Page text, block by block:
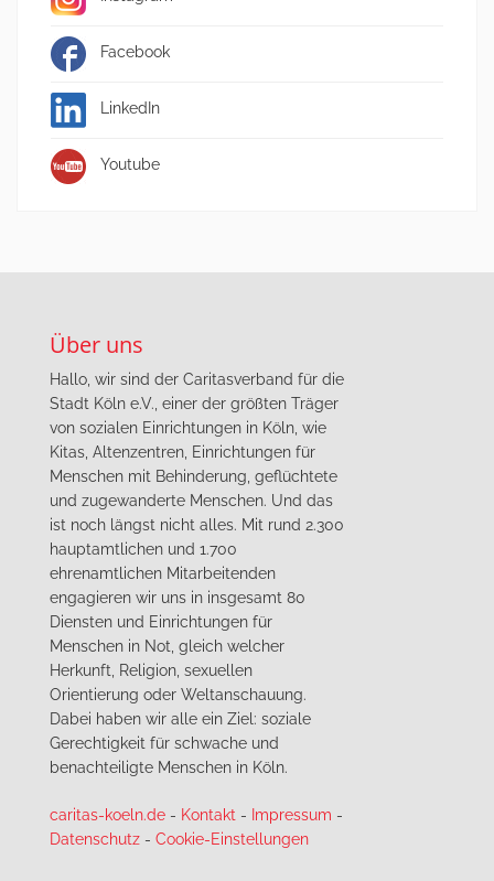
Facebook
LinkedIn
Youtube
Über uns
Hallo, wir sind der Caritasverband für die
Stadt Köln e.V., einer der größten Träger
von sozialen Einrichtungen in Köln, wie
Kitas, Altenzentren, Einrichtungen für
Menschen mit Behinderung, geflüchtete
und zugewanderte Menschen. Und das
ist noch längst nicht alles. Mit rund 2.300
hauptamtlichen und 1.700
ehrenamtlichen Mitarbeitenden
engagieren wir uns in insgesamt 80
Diensten und Einrichtungen für
Menschen in Not, gleich welcher
Herkunft, Religion, sexuellen
Orientierung oder Weltanschauung.
Dabei haben wir alle ein Ziel: soziale
Gerechtigkeit für schwache und
benachteiligte Menschen in Köln.
caritas-koeln.de- Kontakt - Impressum -
Datenschutz- Cookie-Einstellungen